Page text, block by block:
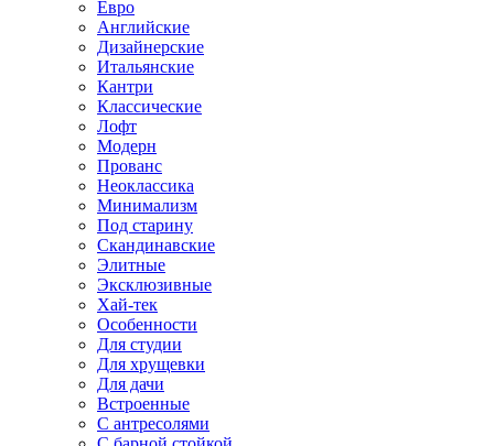
Евро
Английские
Дизайнерские
Итальянские
Кантри
Классические
Лофт
Модерн
Прованс
Неоклассика
Минимализм
Под старину
Скандинавские
Элитные
Эксклюзивные
Хай-тек
Особенности
Для студии
Для хрущевки
Для дачи
Встроенные
С антресолями